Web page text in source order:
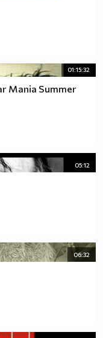
01:15:32
Mania Summer
05:12
06:32